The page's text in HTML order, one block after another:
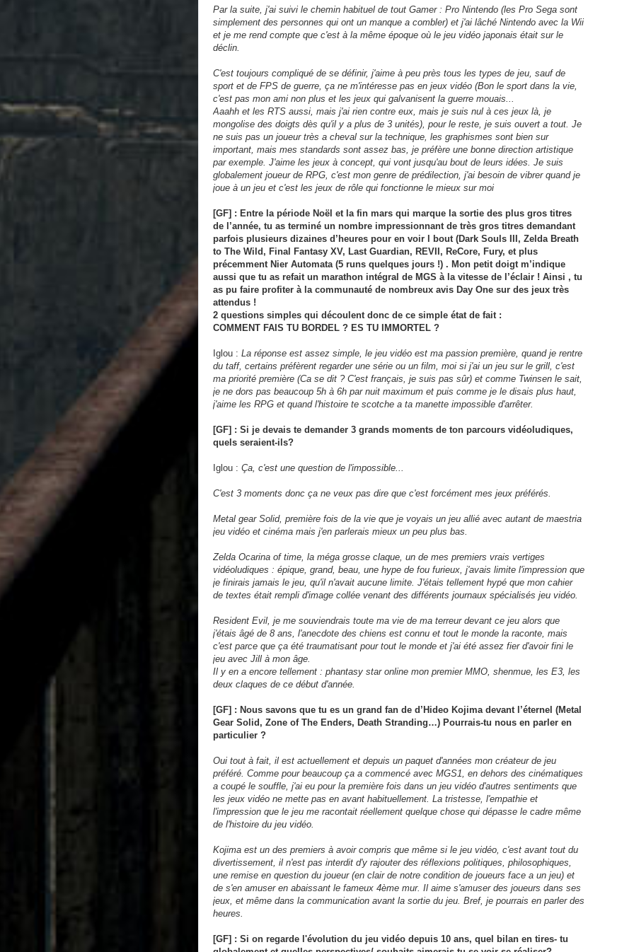
Par la suite, j'ai suivi le chemin habituel de tout Gamer : Pro Nintendo (les Pro Sega sont
simplement des personnes qui ont un manque a combler) et j'ai lâché Nintendo avec la Wii
et je me rend compte que c'est à la même époque où le jeu vidéo japonais était sur le
déclin.
C'est toujours compliqué de se définir, j'aime à peu près tous les types de jeu, sauf de
sport et de FPS de guerre, ça ne m'intéresse pas en jeux vidéo (Bon le sport dans la vie,
c'est pas mon ami non plus et les jeux qui galvanisent la guerre mouais...
Aaahh et les RTS aussi, mais j'ai rien contre eux, mais je suis nul à ces jeux là, je
mongolise des doigts dès qu'il y a plus de 3 unités), pour le reste, je suis ouvert a tout. Je
ne suis pas un joueur très a cheval sur la technique, les graphismes sont bien sur
important, mais mes standards sont assez bas, je préfère une bonne direction artistique
par exemple. J'aime les jeux à concept, qui vont jusqu'au bout de leurs idées. Je suis
globalement joueur de RPG, c'est mon genre de prédilection, j'ai besoin de vibrer quand je
joue à un jeu et c'est les jeux de rôle qui fonctionne le mieux sur moi
[GF] : Entre la période Noël et la fin mars qui marque la sortie des plus gros titres
de l’année, tu as terminé un nombre impressionnant de très gros titres demandant
parfois plusieurs dizaines d’heures pour en voir l bout (Dark Souls III, Zelda Breath
to The Wild, Final Fantasy XV, Last Guardian, REVII, ReCore, Fury, et plus
précemment Nier Automata (5 runs quelques jours !) . Mon petit doigt m’indique
aussi que tu as refait un marathon intégral de MGS à la vitesse de l’éclair ! Ainsi , tu
as pu faire profiter à la communauté de nombreux avis Day One sur des jeux très
attendus !
2 questions simples qui découlent donc de ce simple état de fait :
COMMENT FAIS TU BORDEL ? ES TU IMMORTEL ?
Iglou : La réponse est assez simple, le jeu vidéo est ma passion première, quand je rentre
du taff, certains préfèrent regarder une série ou un film, moi si j'ai un jeu sur le grill, c'est
ma priorité première (Ca se dit ? C'est français, je suis pas sûr) et comme Twinsen le sait,
je ne dors pas beaucoup 5h à 6h par nuit maximum et puis comme je le disais plus haut,
j'aime les RPG et quand l'histoire te scotche a ta manette impossible d'arrêter.
[GF] : Si je devais te demander 3 grands moments de ton parcours vidéoludiques,
quels seraient-ils?
Iglou : Ça, c'est une question de l'impossible...
C'est 3 moments donc ça ne veux pas dire que c'est forcément mes jeux préférés.
Metal gear Solid, première fois de la vie que je voyais un jeu allié avec autant de maestria
jeu vidéo et cinéma mais j'en parlerais mieux un peu plus bas.
Zelda Ocarina of time, la méga grosse claque, un de mes premiers vrais vertiges
vidéoludiques : épique, grand, beau, une hype de fou furieux, j'avais limite l'impression que
je finirais jamais le jeu, qu'il n'avait aucune limite. J'étais tellement hypé que mon cahier
de textes était rempli d'image collée venant des différents journaux spécialisés jeu vidéo.
Resident Evil, je me souviendrais toute ma vie de ma terreur devant ce jeu alors que
j'étais âgé de 8 ans, l'anecdote des chiens est connu et tout le monde la raconte, mais
c'est parce que ça été traumatisant pour tout le monde et j'ai été assez fier d'avoir fini le
jeu avec Jill à mon âge.
Il y en a encore tellement : phantasy star online mon premier MMO, shenmue, les E3, les
deux claques de ce début d'année.
[GF] : Nous savons que tu es un grand fan de d’Hideo Kojima devant l’éternel (Metal
Gear Solid, Zone of The Enders, Death Stranding…) Pourrais-tu nous en parler en
particulier ?
Oui tout à fait, il est actuellement et depuis un paquet d'années mon créateur de jeu
préféré. Comme pour beaucoup ça a commencé avec MGS1, en dehors des cinématiques
a coupé le souffle, j'ai eu pour la première fois dans un jeu vidéo d'autres sentiments que
les jeux vidéo ne mette pas en avant habituellement. La tristesse, l'empathie et
l'impression que le jeu me racontait réellement quelque chose qui dépasse le cadre même
de l'histoire du jeu vidéo.
Kojima est un des premiers à avoir compris que même si le jeu vidéo, c'est avant tout du
divertissement, il n'est pas interdit d'y rajouter des réflexions politiques, philosophiques,
une remise en question du joueur (en clair de notre condition de joueurs face a un jeu) et
de s'en amuser en abaissant le fameux 4ème mur. Il aime s'amuser des joueurs dans ses
jeux, et même dans la communication avant la sortie du jeu. Bref, je pourrais en parler des
heures.
[GF] : Si on regarde l'évolution du jeu vidéo depuis 10 ans, quel bilan en tires- tu